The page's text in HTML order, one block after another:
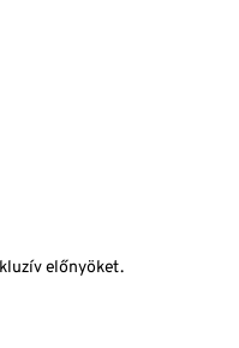
előnyöket.